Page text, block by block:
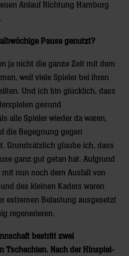
Anlauf Richtung Hamburg
Pause genutzt?
ja nicht die ganze Zeit mit dem
weil viele Spieler bei ihren
Und ich bin glücklich, dass
gesund
alle Spieler wieder da waren,
die Begegnung gegen
Grundsätzlich glaube ich, dass
ganz gut getan hat. Aufgrund
nun noch dem Ausfall von
des kleinen Kaders waren
extremen Belastung ausgesetzt
regenerieren.
bestritt zwei
Tschechien. Nach der Hinspiel-